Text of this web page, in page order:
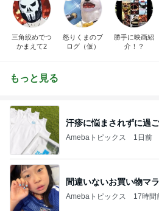
三角絞めでつ
かまえて2
怒りくまのブ
ログ（仮）
勝手に映画紹
介！？
もっと見る
汗疹に悩まされずに過
Amebaトピックス 1日前
間違いないお買い物マ
Amebaトピックス 17時間